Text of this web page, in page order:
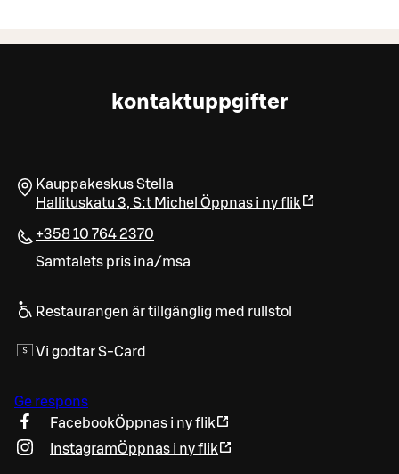
kontaktuppgifter
Kauppakeskus Stella
Hallituskatu 3, S:t Michel Öppnas i ny flik
+358 10 764 2370
Samtalets pris ina/msa
Restaurangen är tillgänglig med rullstol
Vi godtar S-Card
Ge respons
FacebookÖppnas i ny flik
InstagramÖppnas i ny flik